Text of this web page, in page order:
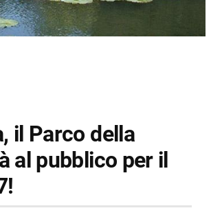
il Parco della
al pubblico per il